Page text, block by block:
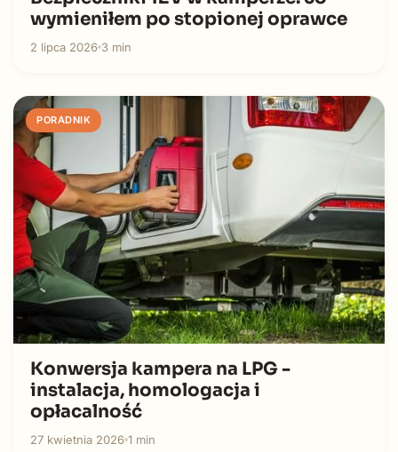
wymieniłem po stopionej oprawce
2 lipca 2026 3 min
PORADNIK
Konwersja kampera na LPG -
instalacja, homologacja i
opłacalność
27 kwietnia 2026 1 min